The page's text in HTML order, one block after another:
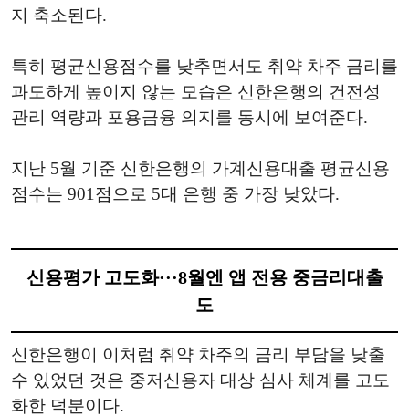
지 축소된다.
특히 평균신용점수를 낮추면서도 취약 차주 금리를
과도하게 높이지 않는 모습은 신한은행의 건전성
관리 역량과 포용금융 의지를 동시에 보여준다.
지난 5월 기준 신한은행의 가계신용대출 평균신용
점수는 901점으로 5대 은행 중 가장 낮았다.
신용평가 고도화···8월엔 앱 전용 중금리대출
도
신한은행이 이처럼 취약 차주의 금리 부담을 낮출
수 있었던 것은 중저신용자 대상 심사 체계를 고도
화한 덕분이다.